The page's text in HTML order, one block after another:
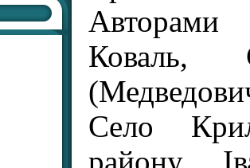
Коваль,
Село